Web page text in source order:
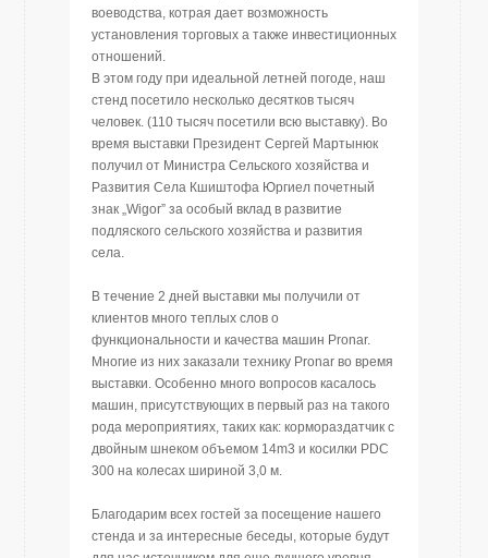
воеводства, котрая дает возможность
установления торговых а также инвестиционных
отношений.
В этом году при идеальной летней погоде, наш
стенд посетило несколько десятков тысяч
человек. (110 тысяч посетили всю выставку). Во
время выставки Президент Сергей Мартынюк
получил от Министра Сельского хозяйства и
Развития Села Кшиштофа Юргиел почетный
знак „Wigor” за особый вклад в развитие
подляского сельского хозяйства и развития
села.
В течение 2 дней выставки мы получили от
клиентов много теплых слов о
функциональности и качества машин Pronar.
Многие из них заказали технику Pronar во время
выставки. Особенно много вопросов касалось
машин, присутствующих в первый раз на такого
рода мероприятиях, таких как: кормораздатчик с
двойным шнеком объемом 14m3 и косилки PDC
300 на колесах шириной 3,0 м.
Благодарим всех гостей за посещение нашего
стенда и за интересные беседы, которые будут